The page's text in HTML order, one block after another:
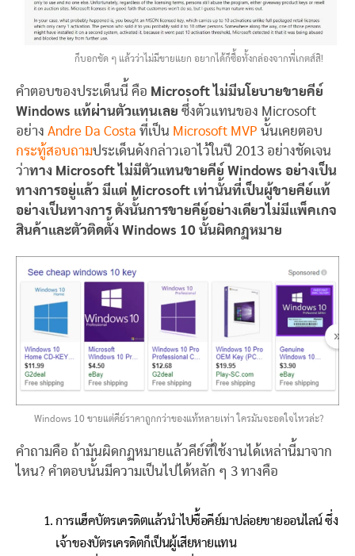
ก็บอกชัด ๆ แล้วว่าไม่มีขายแยก อยากได้ก็ซื้อทั้งกล่องจากพี่เกตส์สิ!
คำตอบของประเด็นนี้ คือ Microsoft ไม่มีนโยบายขายคีย์
Windows แท้ผ่านตัวแทนเลย ซึ่งตัวแทนของ Microsoft
อย่าง Andre Da Costa ที่เป็น Microsoft MVP นั้นเคยตอบ
กระทู้สอบถามประเด็นดังกล่าวเอาไว้ในปี 2013 อย่างชัดเจน
ว่าทาง Microsoft ไม่มีตัวแทนขายคีย์ Windows อย่างเป็น
ทางการอยู่แล้ว มีแต่ Microsoft เท่านั้นที่เป็นผู้ขายคีย์แท้
อย่างเป็นทางการ ดังนั้นการขายคีย์อย่างเดียวไม่มีแพ็คเกจ
สินค้าและตัวติดตั้ง Windows 10 นั้นผิดกฏหมาย
Windows 10 ขายแต่คีย์ราคาถูกกว่าของแท้หลายเท่า ใครมันจะอดใจไหวล่ะ?
คำถามคือ ถ้ามันผิดกฏหมายแล้วคีย์ที่ใช้งานได้เหล่านี้มาจาก
ไหน? คำตอบนั้นมีความเป็นไปได้หลัก ๆ 3 ทางคือ
การแฮ็คบัตรเครดิตแล้วนำไปซื้อคีย์มาปล่อยขายออนไลน์ ซึ่ง
เจ้าของบัตรเครดิตก็เป็นผู้เสียหายแทน